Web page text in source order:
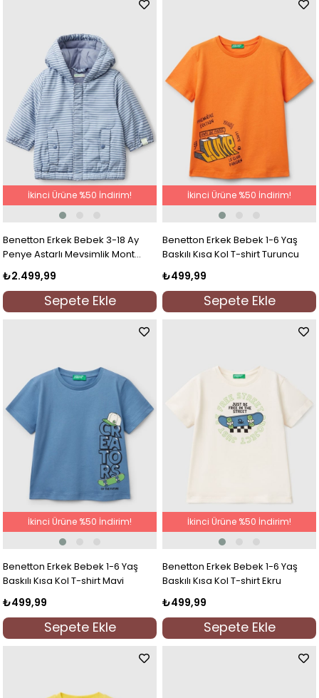
Benetton Erkek Bebek 3-18 Ay
Penye Astarlı Mevsimlik Mont
Mavi
₺2.499,99
Sepete Ekle
İkinci Ürüne %50 İndirim!
Benetton Erkek Bebek 1-6 Yaş
Baskılı Kısa Kol T-shirt Turuncu
₺499,99
Sepete Ekle
İkinci Ürüne %50 İndirim!
Benetton Erkek Bebek 1-6 Yaş
Baskılı Kısa Kol T-shirt Mavi
₺499,99
Sepete Ekle
İkinci Ürüne %50 İndirim!
Benetton Erkek Bebek 1-6 Yaş
Baskılı Kısa Kol T-shirt Ekru
₺499,99
Sepete Ekle
İkinci Ürüne %50 İndirim!